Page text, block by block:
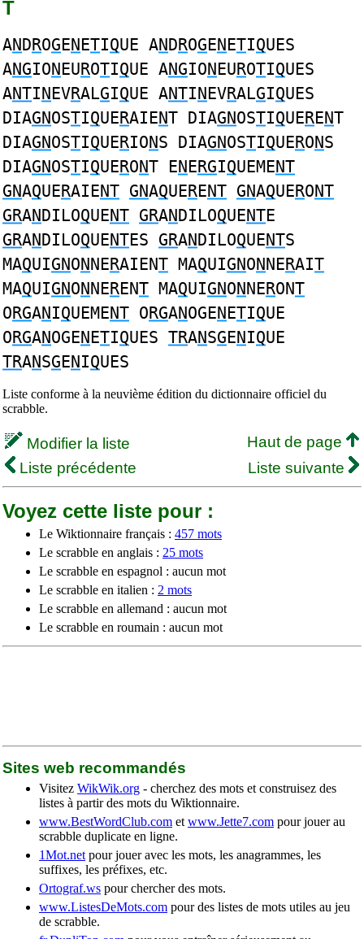
T
ANDROGENETIQUE ANDROGENETIQUES
ANGIONEUROTIQUE ANGIONEUROTIQUES
ANTINEVRALGIQUE ANTINEVRALGIQUES
DIAGNOSTIQUERAIENT DIAGNOSTIQUERENT
DIAGNOSTIQUERIONS DIAGNOSTIQUERONS
DIAGNOSTIQUERONT ENERGIQUEMENT
GNAQUERAIENT GNAQUERENT GNAQUERONT
GRANDILOQUENT GRANDILOQUENTE
GRANDILOQUENTES GRANDILOQUENTS
MAQUIGNONNERAIENT MAQUIGNONNERAIT
MAQUIGNONNERENT MAQUIGNONNERONT
ORGANIQUEMENT ORGANOGENETIQUE
ORGANOGENETIQUES TRANSGENIQUE
TRANSGENIQUES
Liste conforme à la neuvième édition du dictionnaire officiel du
scrabble.
Modifier la liste
Haut de page
Liste précédente
Liste suivante
Voyez cette liste pour :
Le Wiktionnaire français : 457 mots
Le scrabble en anglais : 25 mots
Le scrabble en espagnol : aucun mot
Le scrabble en italien : 2 mots
Le scrabble en allemand : aucun mot
Le scrabble en roumain : aucun mot
Sites web recommandés
Visitez WikWik.org - cherchez des mots et construisez des
listes à partir des mots du Wiktionnaire.
www.BestWordClub.com et www.Jette7.com pour jouer au
scrabble duplicate en ligne.
1Mot.net pour jouer avec les mots, les anagrammes, les
suffixes, les préfixes, etc.
Ortograf.ws pour chercher des mots.
www.ListesDeMots.com pour des listes de mots utiles au jeu
de scrabble.